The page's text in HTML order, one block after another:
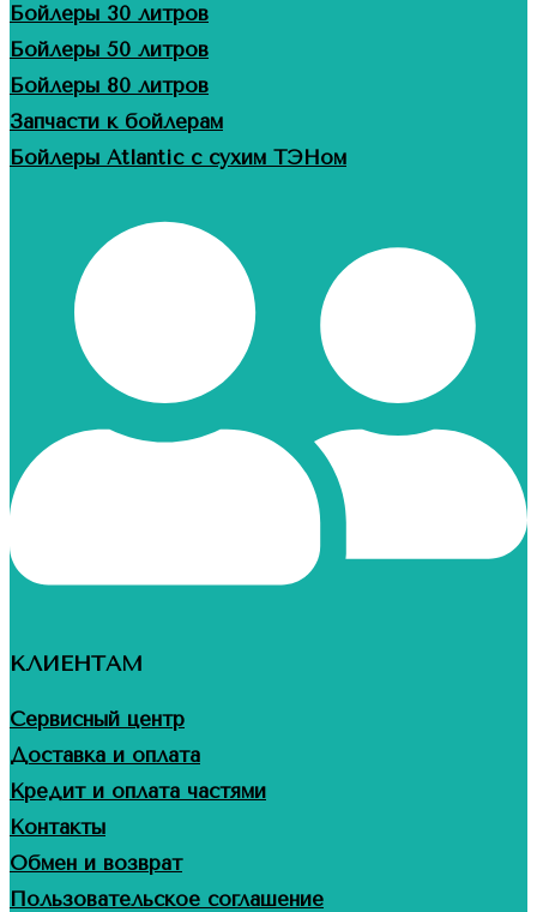
Бойлеры 30 литров
Бойлеры 50 литров
Бойлеры 80 литров
Запчасти к бойлерам
Бойлеры Atlantic с сухим ТЭНом
КЛИЕНТАМ
Сервисный центр
Доставка и оплата
Кредит и оплата частями
Контакты
Обмен и возврат
Пользовательское соглашение